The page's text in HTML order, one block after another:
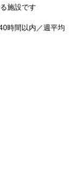
施設です
時間以内／週平均